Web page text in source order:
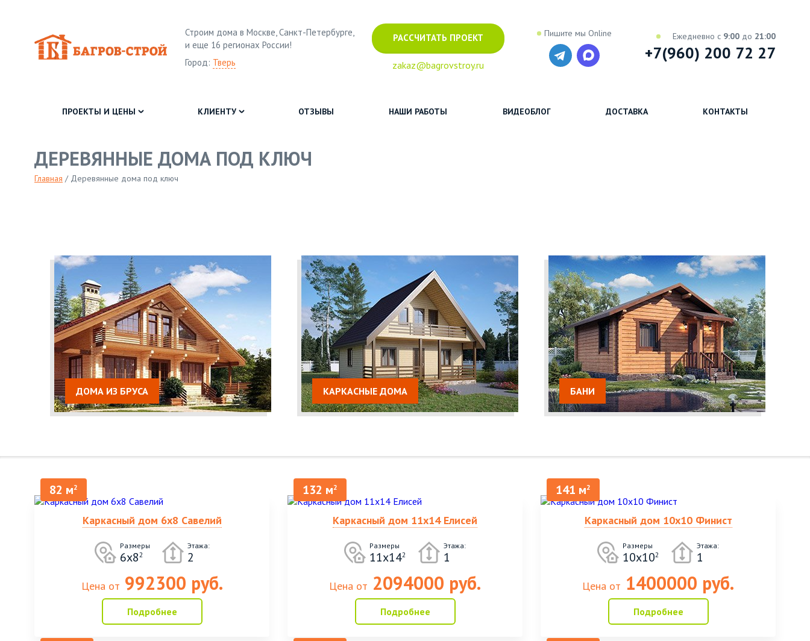
Строим дома в Москве, Санкт-Петербурге,
и еще 16 регионах России!
Город: Тверь
РАССЧИТАТЬ ПРОЕКТ
zakaz@bagrovstroy.ru
Пишите мы Online Ежедневно с 9:00 до 21:00
+7(960) 200 72 27
ПРОЕКТЫ И ЦЕНЫ КЛИЕНТУ ОТЗЫВЫ НАШИ РАБОТЫ ВИДЕОБЛОГ ДОСТАВКА КОНТАКТЫ
ДЕРЕВЯННЫЕ ДОМА ПОД КЛЮЧ
Главная / Деревянные дома под ключ
ДОМА ИЗ БРУСА КАРКАСНЫЕ ДОМА БАНИ
82 м2
Каркасный дом 6х8 Савелий
Размеры
6х82
Этажа:
2
Цена от 992300 руб.
Подробнее
132 м2
Каркасный дом 11х14 Елисей
Размеры
11х142
Этажа:
1
Цена от 2094000 руб.
Подробнее
141 м2
Каркасный дом 10х10 Финист
Размеры
10х102
Этажа:
1
Цена от 1400000 руб.
Подробнее